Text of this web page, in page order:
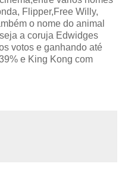
Flipper,Free Willy,
o nome do animal
a coruja Edwidges
votos e ganhando até
e King Kong com